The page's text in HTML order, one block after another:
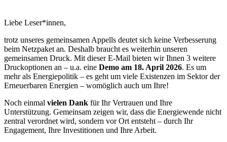
Liebe Leser*innen,
trotz unseres gemeinsamen Appells deutet sich keine Verbesserung
beim Netzpaket an. Deshalb braucht es weiterhin unseren
gemeinsamen Druck. Mit dieser E-Mail bieten wir Ihnen 3 weitere
Druckoptionen an – u.a. eine Demo am 18. April 2026. Es um
mehr als Energiepolitik – es geht um viele Existenzen im Sektor der
Erneuerbaren Energien – womöglich auch um Ihre!
Noch einmal vielen Dank für Ihr Vertrauen und Ihre
Unterstützung. Gemeinsam zeigen wir, dass die Energiewende nicht
zentral verordnet wird, sondern vor Ort entsteht – durch Ihr
Engagement, Ihre Investitionen und Ihre Arbeit.